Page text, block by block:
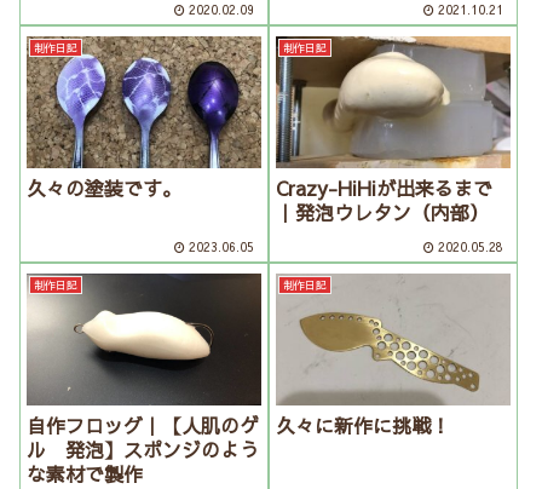
2020.02.09 2021.10.21
制作日記
久々の塗装です。
2023.06.05
制作日記
Crazy-HiHiが出来るまで
｜発泡ウレタン（内部）
2020.05.28
制作日記
自作フロッグ｜【人肌のゲ
ル 発泡】スポンジのよう
な素材で製作
制作日記
久々に新作に挑戦！